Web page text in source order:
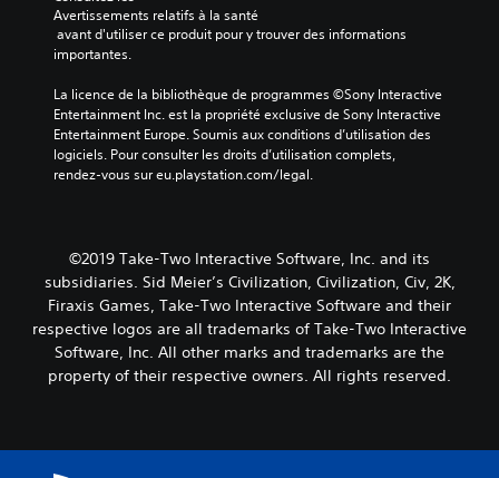
Avertissements relatifs à la santé
importantes.
La licence de la bibliothèque de programmes ©Sony Interactive
Entertainment Inc. est la propriété exclusive de Sony Interactive
Entertainment Europe. Soumis aux conditions d’utilisation des
logiciels. Pour consulter les droits d’utilisation complets,
rendez-vous sur eu.playstation.com/legal.
©2019 Take-Two Interactive Software, Inc. and its
subsidiaries. Sid Meier’s Civilization, Civilization, Civ, 2K,
Firaxis Games, Take-Two Interactive Software and their
respective logos are all trademarks of Take-Two Interactive
Software, Inc. All other marks and trademarks are the
property of their respective owners. All rights reserved.